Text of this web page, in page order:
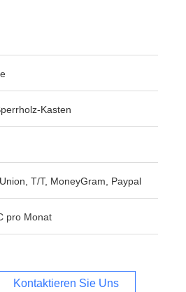
Kasten
T/T, MoneyGram, Paypal
pro Monat
Kontaktieren Sie Uns